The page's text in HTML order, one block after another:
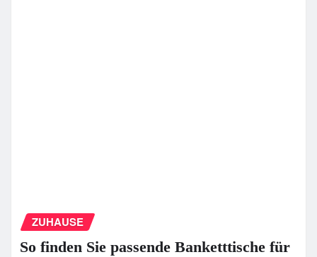
ZUHAUSE
So finden Sie passende Banketttische für